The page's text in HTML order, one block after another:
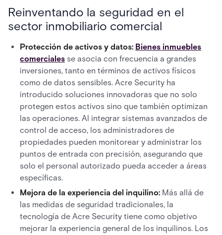
Reinventando la seguridad en el
sector inmobiliario comercial
Protección de activos y datos: Bienes inmuebles
comerciales se asocia con frecuencia a grandes
inversiones, tanto en términos de activos físicos
como de datos sensibles. Acre Security ha
introducido soluciones innovadoras que no solo
protegen estos activos sino que también optimizan
las operaciones. Al integrar sistemas avanzados de
control de acceso, los administradores de
propiedades pueden monitorear y administrar los
puntos de entrada con precisión, asegurando que
solo el personal autorizado pueda acceder a áreas
específicas.
Mejora de la experiencia del inquilino: Más allá de
las medidas de seguridad tradicionales, la
tecnología de Acre Security tiene como objetivo
mejorar la experiencia general de los inquilinos. Los